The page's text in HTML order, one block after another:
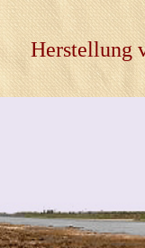
Herstellung